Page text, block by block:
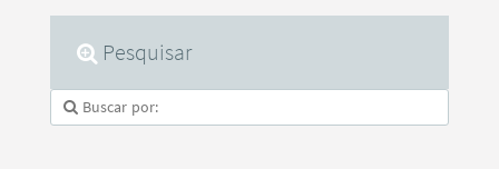
Pesquisar